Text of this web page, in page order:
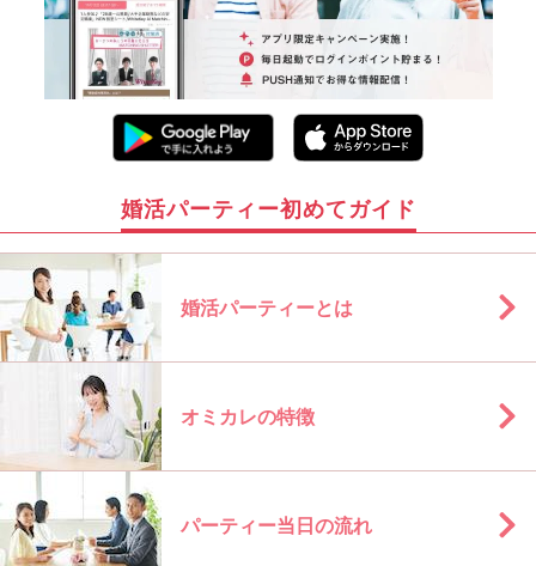
婚活パーティー初めてガイド
婚活パーティーとは
オミカレの特徴
パーティー当日の流れ